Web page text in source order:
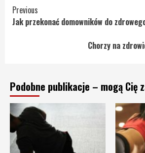
Continue
Reading
Previous
Jak przekonać domowników do
Chorzy na
Podobne publikacje – mogą Cię